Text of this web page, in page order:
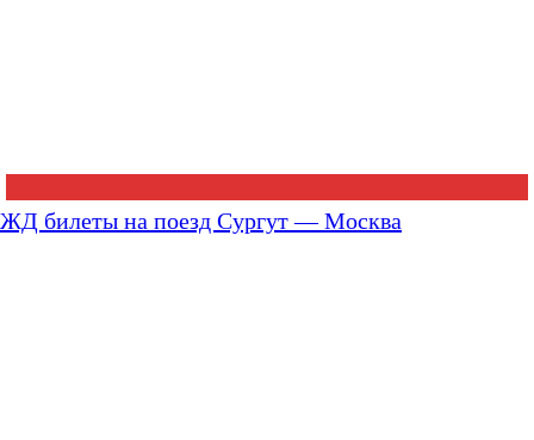
ЖД билеты на поезд Сургут — Москва